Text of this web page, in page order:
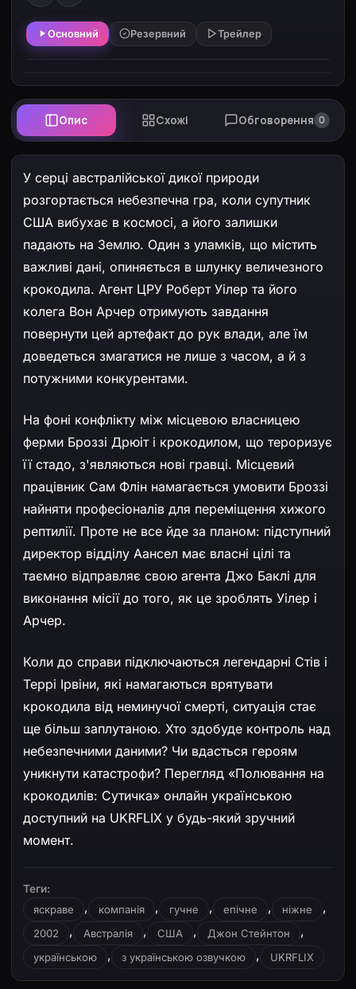
Основний Резервний Трейлер
Опис Схожі Обговорення 0
У серці австралійської дикої природи
розгортається небезпечна гра, коли супутник
США вибухає в космосі, а його залишки
падають на Землю. Один з уламків, що містить
важливі дані, опиняється в шлунку величезного
крокодила. Агент ЦРУ Роберт Уілер та його
колега Вон Арчер отримують завдання
повернути цей артефакт до рук влади, але їм
доведеться змагатися не лише з часом, а й з
потужними конкурентами.
На фоні конфлікту між місцевою власницею
ферми Броззі Дрюіт і крокодилом, що тероризує
її стадо, з'являються нові гравці. Місцевий
працівник Сам Флін намагається умовити Броззі
найняти професіоналів для переміщення хижого
рептилії. Проте не все йде за планом: підступний
директор відділу Аансел має власні цілі та
таємно відправляє свою агента Джо Баклі для
виконання місії до того, як це зроблять Уілер і
Арчер.
Коли до справи підключаються легендарні Стів і
Террі Ірвіни, які намагаються врятувати
крокодила від неминучої смерті, ситуація стає
ще більш заплутаною. Хто здобуде контроль над
небезпечними даними? Чи вдасться героям
уникнути катастрофи? Перегляд «Полювання на
крокодилів: Сутичка» онлайн українською
доступний на UKRFLIX у будь-який зручний
момент.
Теги:
яскраве
, компанія , гучне , епічне , ніжне ,
2002 , Австралія , США , Джон Стейнтон ,
українською , з українською озвучкою , UKRFLIX